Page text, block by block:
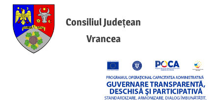
Skip
content
Consiliul Județean
Vrancea